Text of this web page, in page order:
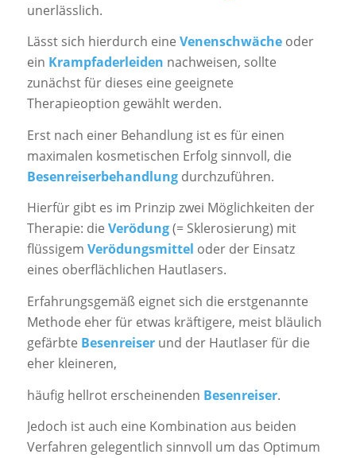
unerlässlich.
Lässt sich hierdurch eine Venenschwächeoder
ein Krampfaderleiden nachweisen, sollte
zunächst für dieses eine geeignete
Therapieoption gewählt werden.
Erst nach einer Behandlung ist es für einen
maximalen kosmetischen Erfolg sinnvoll, die
Besenreiserbehandlungdurchzuführen.
Hierfür gibt es im Prinzip zwei Möglichkeiten der
Therapie: die Verödung(= Sklerosierung) mit
flüssigem Verödungsmittel oder der Einsatz
eines oberflächlichen Hautlasers.
Erfahrungsgemäß eignet sich die erstgenannte
Methode eher für etwas kräftigere, meist bläulich
gefärbte Besenreiserund der Hautlaser für die
eher kleineren,
häufig hellrot erscheinenden Besenreiser.
Jedoch ist auch eine Kombination aus beiden
Verfahren gelegentlich sinnvoll um das Optimum